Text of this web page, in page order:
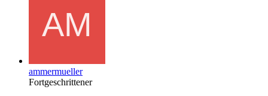
ammermueller
Fortgeschrittener